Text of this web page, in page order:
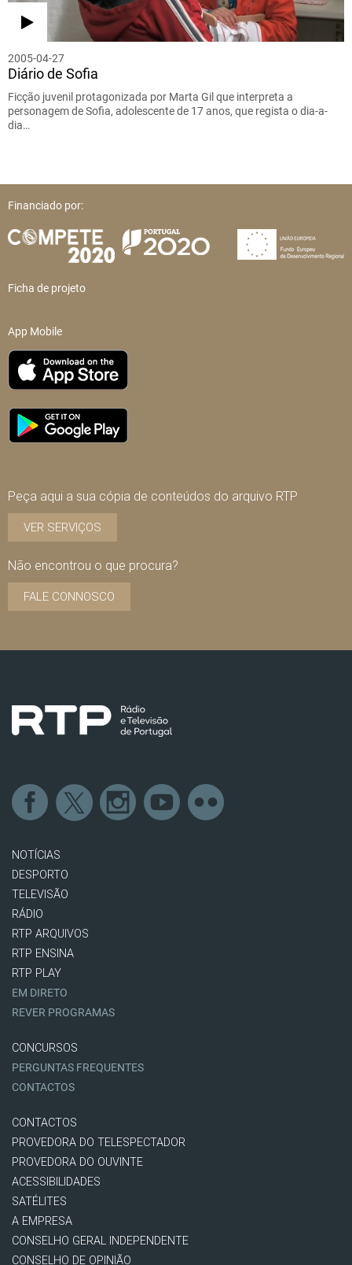
2005-04-27
Diário de Sofia
Ficção juvenil protagonizada por Marta Gil que interpreta a
personagem de Sofia, adolescente de 17 anos, que regista o dia-a-
dia…
Financiado por:
Ficha de projeto
App Mobile
Peça aqui a sua cópia de conteúdos do arquivo RTP
VER SERVIÇOS
Não encontrou o que procura?
FALE CONNOSCO
NOTÍCIAS
DESPORTO
TELEVISÃO
RÁDIO
RTP ARQUIVOS
RTP ENSINA
RTP PLAY
EM DIRETO
REVER PROGRAMAS
CONCURSOS
PERGUNTAS FREQUENTES
CONTACTOS
CONTACTOS
PROVEDORA DO TELESPECTADOR
PROVEDORA DO OUVINTE
ACESSIBILIDADES
SATÉLITES
A EMPRESA
CONSELHO GERAL INDEPENDENTE
CONSELHO DE OPINIÃO